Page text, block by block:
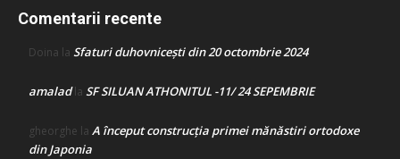
Comentarii recente
Doina la Sfaturi duhovnicești din 20 octombrie 2024
amaladla SF SILUAN ATHONITUL -11/ 24 SEPEMBRIE
gheorghe la A început construcţia primei mănăstiri ortodoxe
din Japonia